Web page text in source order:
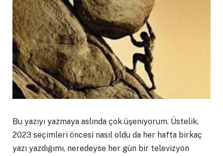
Bu yazıyı yazmaya aslında çok üşeniyorum. Üstelik,
2023 seçimleri öncesi nasıl oldu da her hafta birkaç
yazı yazdığımı, neredeyse her gün bir televizyon